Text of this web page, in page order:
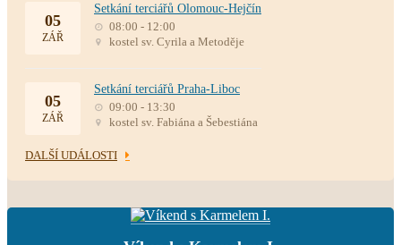
05
ZÁŘ
Setkání terciářů Olomouc-Hejčín
08:00 - 12:00
kostel sv. Cyrila a Metoděje
05
ZÁŘ
Setkání terciářů Praha-Liboc
09:00 - 13:30
kostel sv. Fabiána a Šebestiána
DALŠÍ UDÁLOSTI